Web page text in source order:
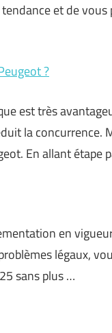
et de
?
est très
la concurrence.
En allant étape
en
légaux,
sans plus …